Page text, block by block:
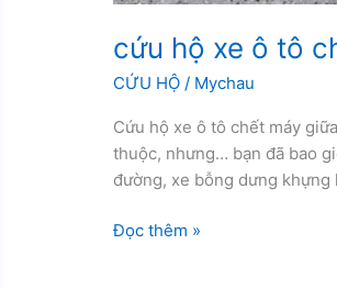
cứu hộ xe ô tô
CỨU HỘ / Mychau
Cứu hộ xe ô tô chết máy
thuộc, nhưng… bạn đã bao
đường, xe bỗng dưng
cứu
Đọc thêm »